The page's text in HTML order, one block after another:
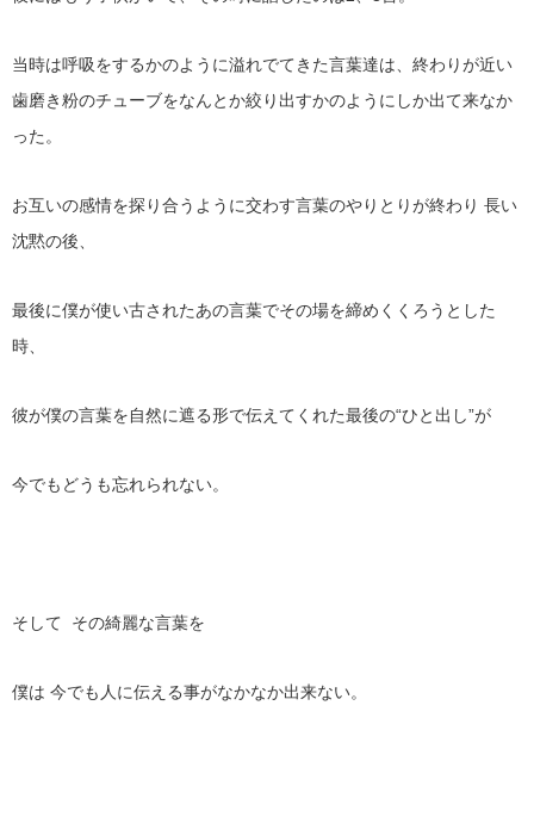
当時は呼吸をするかのように溢れでてきた言葉達は、終わりが近い
歯磨き粉のチューブをなんとか絞り出すかのようにしか出て来なか
った。
お互いの感情を探り合うように交わす言葉のやりとりが終わり 長い
沈黙の後、
最後に僕が使い古されたあの言葉でその場を締めくくろうとした
時、
彼が僕の言葉を自然に遮る形で伝えてくれた最後の“ひと出し”が
今でもどうも忘れられない。
そして その綺麗な言葉を
僕は 今でも人に伝える事がなかなか出来ない。